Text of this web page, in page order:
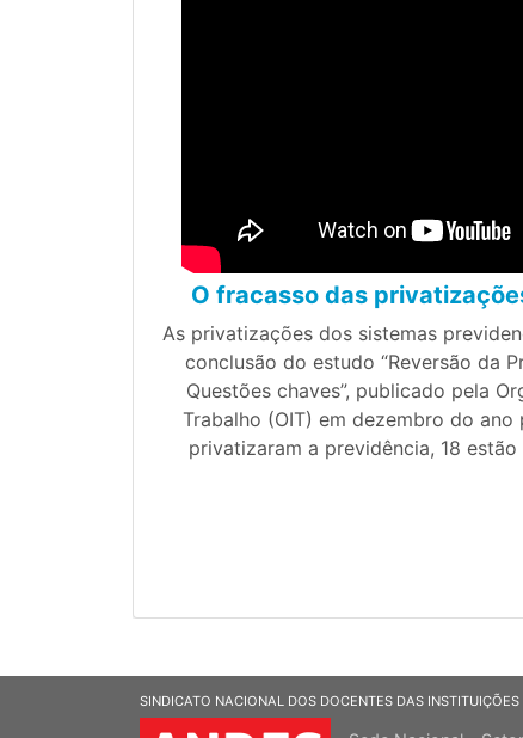
O fracasso das
As privatizações dos sistemas
conclusão do estudo “Reversão da
Questões chaves”, publicado pela
Trabalho (OIT) em dezembro do ano
privatizaram a previdência, 18
SINDICATO NACIONAL DOS DOCENTES DAS INSTITUIÇÕES